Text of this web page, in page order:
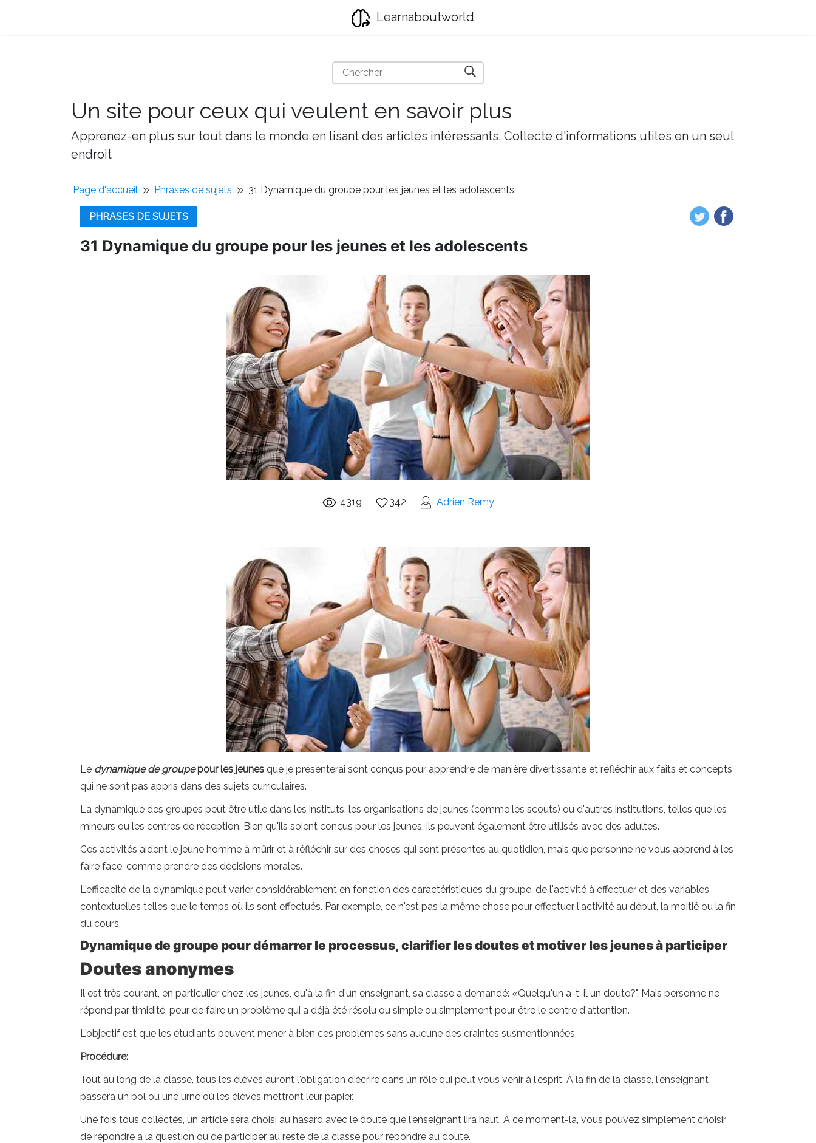
Learnaboutworld
Un site pour ceux qui veulent en savoir plus
Apprenez-en plus sur tout dans le monde en lisant des articles intéressants. Collecte d'informations utiles en un seul
endroit
Page d'accueil Phrases de sujets 31 Dynamique du groupe pour les jeunes et les adolescents
PHRASES DE SUJETS
31 Dynamique du groupe pour les jeunes et les adolescents
4319 342 Adrien Remy
Le dynamique de groupe pour les jeunes que je présenterai sont conçus pour apprendre de manière divertissante et réfléchir aux faits et concepts
qui ne sont pas appris dans des sujets curriculaires.
La dynamique des groupes peut être utile dans les instituts, les organisations de jeunes (comme les scouts) ou d'autres institutions, telles que les
mineurs ou les centres de réception. Bien qu'ils soient conçus pour les jeunes, ils peuvent également être utilisés avec des adultes.
Ces activités aident le jeune homme à mûrir et à réfléchir sur des choses qui sont présentes au quotidien, mais que personne ne vous apprend à les
faire face, comme prendre des décisions morales.
L'efficacité de la dynamique peut varier considérablement en fonction des caractéristiques du groupe, de l'activité à effectuer et des variables
contextuelles telles que le temps où ils sont effectués. Par exemple, ce n'est pas la même chose pour effectuer l'activité au début, la moitié ou la fin
du cours.
Dynamique de groupe pour démarrer le processus, clarifier les doutes et motiver les jeunes à participer
Doutes anonymes
Il est très courant, en particulier chez les jeunes, qu'à la fin d'un enseignant, sa classe a demandé: «Quelqu'un a-t-il un doute?", Mais personne ne
répond par timidité, peur de faire un problème qui a déjà été résolu ou simple ou simplement pour être le centre d'attention.
L'objectif est que les étudiants peuvent mener à bien ces problèmes sans aucune des craintes susmentionnées.
Procédure:
Tout au long de la classe, tous les élèves auront l'obligation d'écrire dans un rôle qui peut vous venir à l'esprit. À la fin de la classe, l'enseignant
passera un bol ou une urne où les élèves mettront leur papier.
Une fois tous collectés, un article sera choisi au hasard avec le doute que l'enseignant lira haut. À ce moment-là, vous pouvez simplement choisir
de répondre à la question ou de participer au reste de la classe pour répondre au doute.